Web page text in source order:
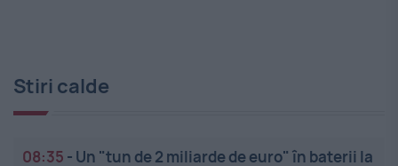
Stiri calde
08:35 - Un "tun de 2 miliarde de euro" în baterii la